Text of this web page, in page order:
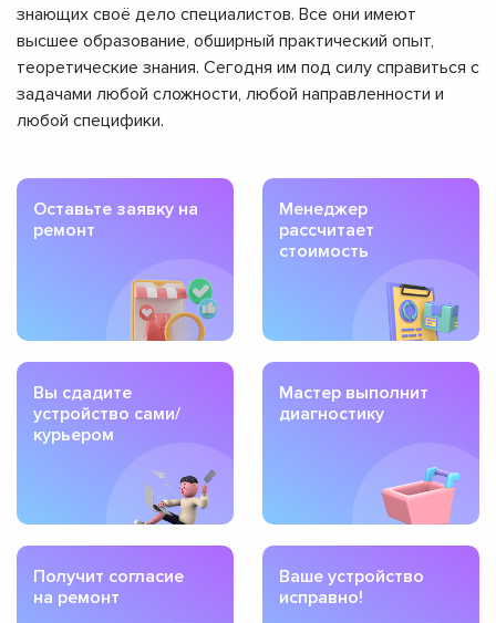
знающих своё дело специалистов. Все они имеют
высшее образование, обширный практический опыт,
теоретические знания. Сегодня им под силу справиться с
задачами любой сложности, любой направленности и
любой специфики.
Оставьте заявку на
ремонт
Менеджер
рассчитает
стоимость
Вы сдадите
устройство сами/
курьером
Мастер выполнит
диагностику
Получит согласие
на ремонт
Ваше устройство
исправно!